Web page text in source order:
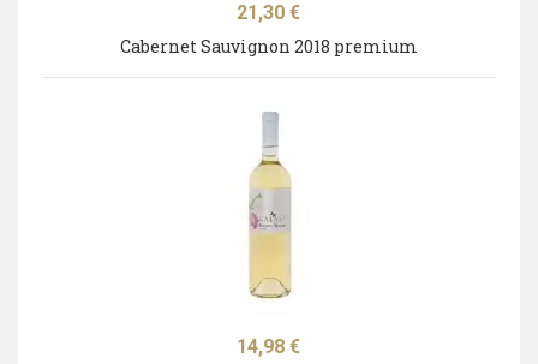
Cijena
21,30 €
Cabernet Sauvignon 2018 premium
Cijena
14,98 €